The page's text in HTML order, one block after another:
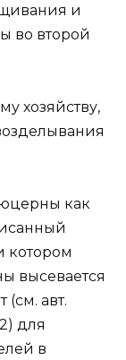
и
во второй
хозяйству,
как
котором
высевается
(см. авт.
для
в